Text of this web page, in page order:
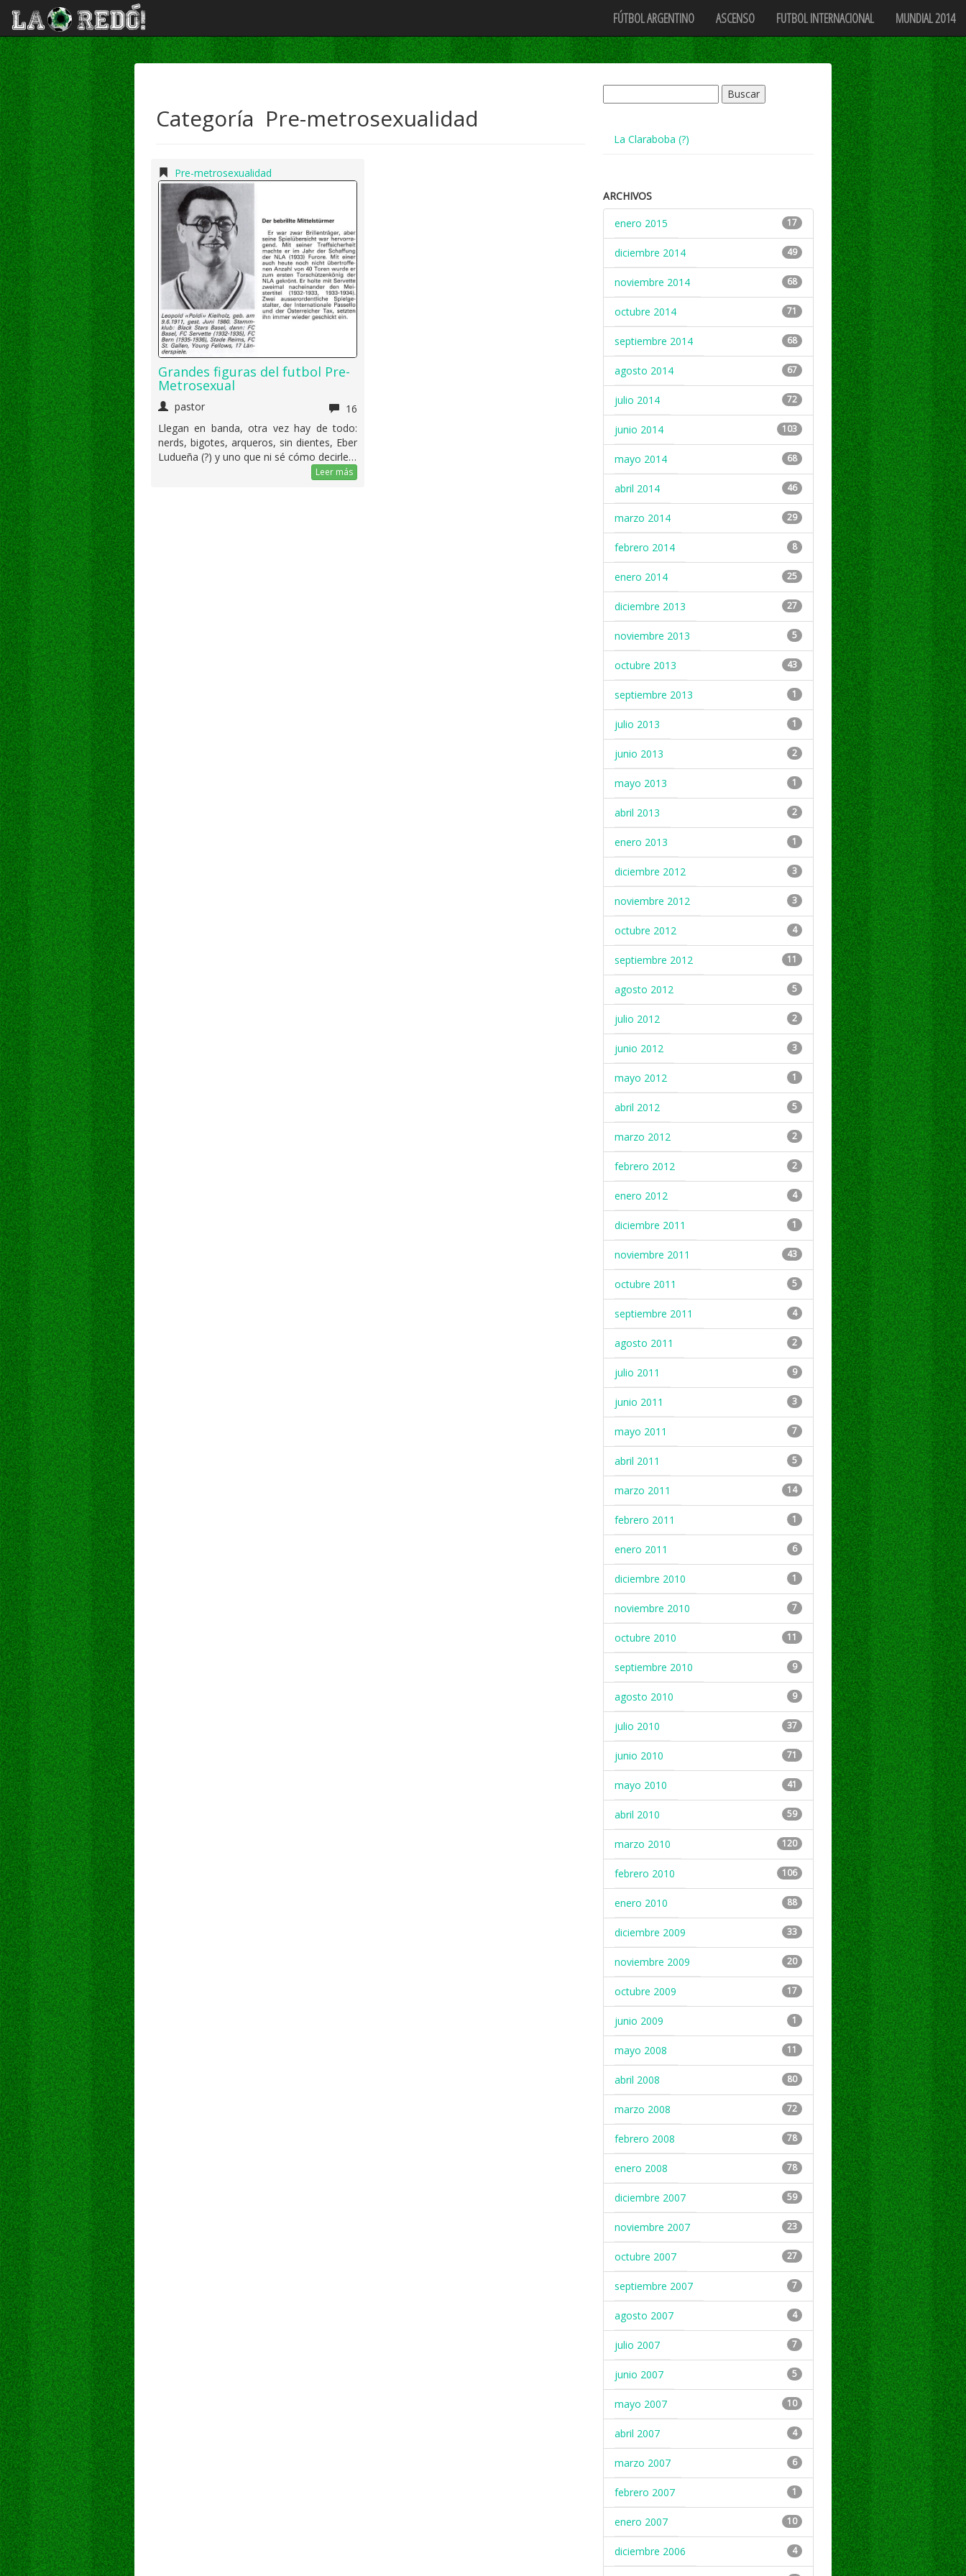
FÚTBOL ARGENTINO ASCENSO FUTBOL INTERNACIONAL MUNDIAL 2014
Categoría Pre-metrosexualidad
Pre-metrosexualidad
Grandes figuras del futbol Pre-
Metrosexual
pastor
16
Llegan en banda, otra vez hay de todo:
nerds, bigotes, arqueros, sin dientes, Eber
Ludueña (?) y uno que ni sé cómo decirle…
Leer más
La Claraboba (?)
ARCHIVOS
enero 2015
17
diciembre 2014 49
noviembre 2014 68
octubre 2014 71
septiembre 2014 68
agosto 2014 67
julio 2014 72
junio 2014 103
mayo 2014 68
abril 2014 46
marzo 2014 29
febrero 2014 8
enero 2014 25
diciembre 2013 27
noviembre 2013 5
octubre 2013 43
septiembre 2013 1
julio 2013 1
junio 2013 2
mayo 2013 1
abril 2013 2
enero 2013 1
diciembre 2012 3
noviembre 2012 3
octubre 2012 4
septiembre 2012 11
agosto 2012 5
julio 2012 2
junio 2012 3
mayo 2012 1
abril 2012 5
marzo 2012 2
febrero 2012 2
enero 2012 4
diciembre 2011 1
noviembre 2011 43
octubre 2011 5
septiembre 2011 4
agosto 2011 2
julio 2011 9
junio 2011 3
mayo 2011 7
abril 2011 5
marzo 2011 14
febrero 2011 1
enero 2011 6
diciembre 2010 1
noviembre 2010 7
octubre 2010 11
septiembre 2010 9
agosto 2010 9
julio 2010 37
junio 2010 71
mayo 2010 41
abril 2010 59
marzo 2010 120
febrero 2010 106
enero 2010 88
diciembre 2009 33
noviembre 2009 20
octubre 2009 17
junio 2009 1
mayo 2008 11
abril 2008 80
marzo 2008 72
febrero 2008 78
enero 2008 78
diciembre 2007 59
noviembre 2007 23
octubre 2007 27
septiembre 2007 7
agosto 2007 4
julio 2007 7
junio 2007 5
mayo 2007 10
abril 2007 4
marzo 2007 6
febrero 2007 1
enero 2007 10
diciembre 2006 4